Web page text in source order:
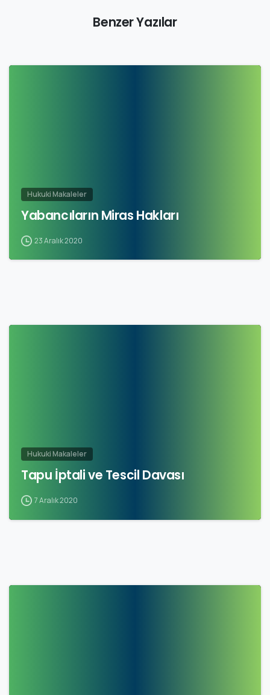
Benzer Yazılar
Hukuki Makaleler
Yabancıların Miras Hakları
23 Aralık 2020
Hukuki Makaleler
Tapu İptali ve Tescil Davası
7 Aralık 2020